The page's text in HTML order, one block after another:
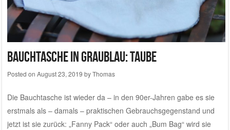
Bauchtasche in graublau: Taube
Posted on August 23, 2019 byThomas
Die Bauchtasche ist wieder da – in den 90er-Jahren gabe es sie
erstmals als – damals – praktischen Gebrauchsgegenstand und
jetzt ist sie zurück: „Fanny Pack“ oder auch „Bum Bag“ wird sie